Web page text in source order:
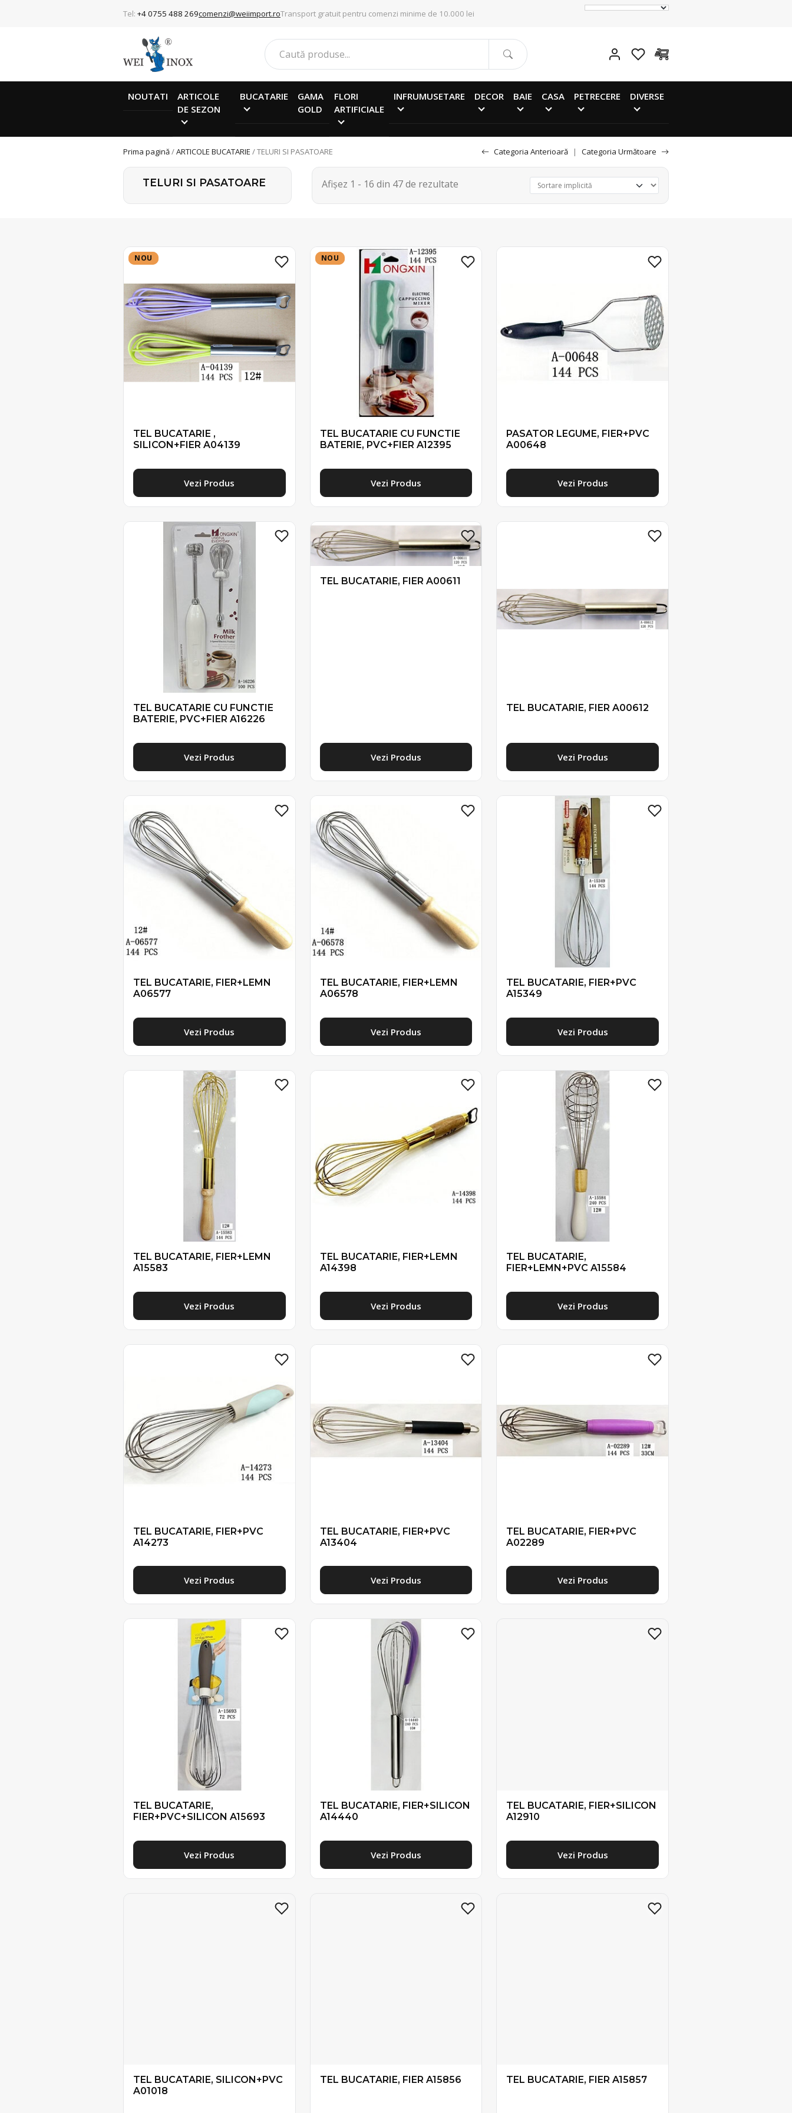
Tel: +4 0755 488 269comenzi@weiimport.roTransport gratuit pentru comenzi minime de 10.000 lei
NOUTATI
ARTICOLE
DE SEZON
BUCATARIE
GAMA
GOLD
FLORI
ARTIFICIALE
INFRUMUSETARE DECOR BAIE CASA PETRECERE DIVERSE
Prima pagină/ARTICOLE BUCATARIE / TELURI SI PASATOARE Categoria Anterioară | Categoria Următoare
TELURI SI PASATOARE Afișez 1 - 16 din 47 de rezultate
NOU
NOU
TEL BUCATARIE ,
SILICON+FIER A04139
Vezi Produs
NOU
NOU
TEL BUCATARIE CU FUNCTIE
BATERIE, PVC+FIER A12395
Vezi Produs
PASATOR LEGUME, FIER+PVC
A00648
Vezi Produs
TEL BUCATARIE CU FUNCTIE
BATERIE, PVC+FIER A16226
Vezi Produs
TEL BUCATARIE, FIER A00611
Vezi Produs
TEL BUCATARIE, FIER A00612
Vezi Produs
TEL BUCATARIE, FIER+LEMN
A06577
Vezi Produs
TEL BUCATARIE, FIER+LEMN
A06578
Vezi Produs
TEL BUCATARIE, FIER+PVC
A15349
Vezi Produs
TEL BUCATARIE, FIER+LEMN
A15583
Vezi Produs
TEL BUCATARIE, FIER+LEMN
A14398
Vezi Produs
TEL BUCATARIE,
FIER+LEMN+PVC A15584
Vezi Produs
TEL BUCATARIE, FIER+PVC
A14273
Vezi Produs
TEL BUCATARIE, FIER+PVC
A13404
Vezi Produs
TEL BUCATARIE, FIER+PVC
A02289
Vezi Produs
TEL BUCATARIE,
FIER+PVC+SILICON A15693
Vezi Produs
TEL BUCATARIE, FIER+SILICON
A14440
Vezi Produs
TEL BUCATARIE, FIER+SILICON
A12910
Vezi Produs
TEL BUCATARIE, SILICON+PVC
A01018
TEL BUCATARIE, FIER A15856 TEL BUCATARIE, FIER A15857